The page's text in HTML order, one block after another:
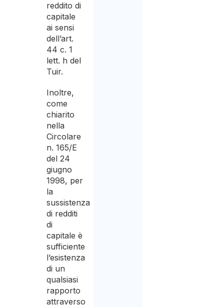
reddito di
capitale
ai sensi
dell’art.
44 c. 1
lett. h del
Tuir.
Inoltre,
come
chiarito
nella
Circolare
n. 165/E
del 24
giugno
1998, per
la
sussistenza
di redditi
di
capitale è
sufficiente
l’esistenza
di un
qualsiasi
rapporto
attraverso